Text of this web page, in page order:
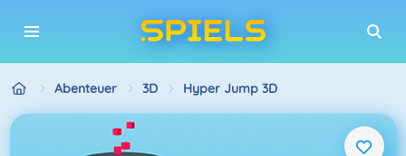
Abenteuer 3D Hyper Jump 3D